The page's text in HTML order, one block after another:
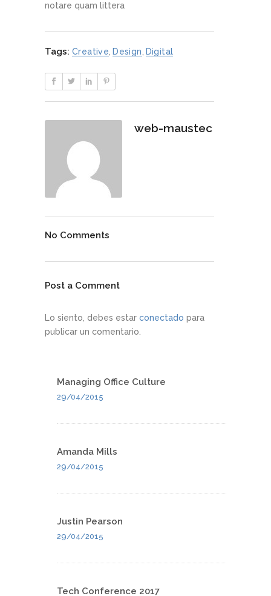
notare quam littera
Tags: Creative, Design, Digital
web-maustec
No Comments
Post a Comment
Lo siento, debes estar conectado para
publicar un comentario.
Managing Office Culture
29/04/2015
Amanda Mills
29/04/2015
Justin Pearson
29/04/2015
Tech Conference 2017